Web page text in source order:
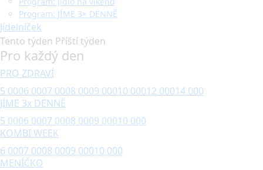
Program: JÍME 3× DENNĚ
Jídelníček
Tento týden Příští týden
Pro každý den
PRO ZDRAVÍ
5 0006 0007 0008 0009 00010 00012 00014 000
JÍME 3x DENNĚ
5 0006 0007 0008 0009 00010 000
KOMBI WEEK
6 0007 0008 0009 00010 000
MENÍČKO